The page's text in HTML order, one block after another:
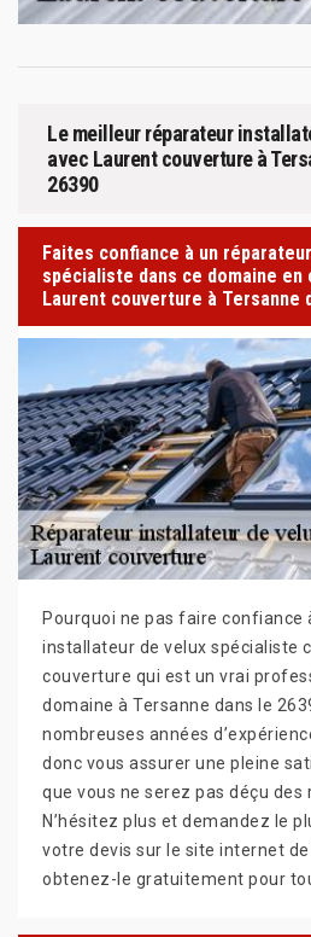
Le meilleur réparateur
avec Laurent couverture à
26390
Faites confiance à un
spécialiste dans ce domaine en
Laurent couverture à Tersanne
Pourquoi ne pas faire confiance
installateur de velux spécialiste
couverture qui est un vrai
domaine à Tersanne dans le
nombreuses années
donc vous assurer une pleine
que vous ne serez pas déçu des
N’hésitez plus et demandez le
votre devis sur le site internet
obtenez-le gratuitement pour